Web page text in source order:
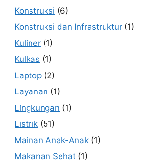
Konstruksi (6)
Konstruksi dan Infrastruktur (1)
Kuliner (1)
Kulkas (1)
Laptop (2)
Layanan (1)
Lingkungan (1)
Listrik (51)
Mainan Anak-Anak (1)
Makanan Sehat (1)